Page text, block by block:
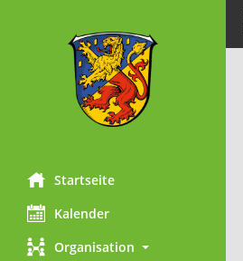
Startseite
Kalender
Organisation